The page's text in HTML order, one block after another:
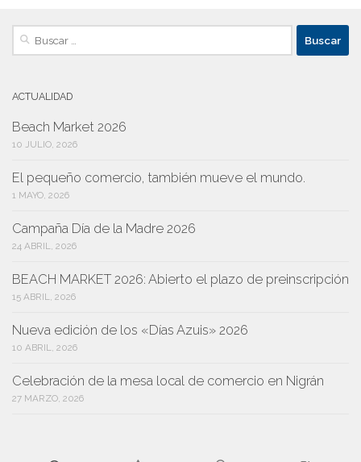
Buscar:
ACTUALIDAD
Beach Market 2026
10 JULIO, 2026
El pequeño comercio, también mueve el mundo.
1 MAYO, 2026
Campaña Día de la Madre 2026
24 ABRIL, 2026
BEACH MARKET 2026: Abierto el plazo de preinscripción
15 ABRIL, 2026
Nueva edición de los «Días Azuis» 2026
10 ABRIL, 2026
Celebración de la mesa local de comercio en Nigrán
27 MARZO, 2026